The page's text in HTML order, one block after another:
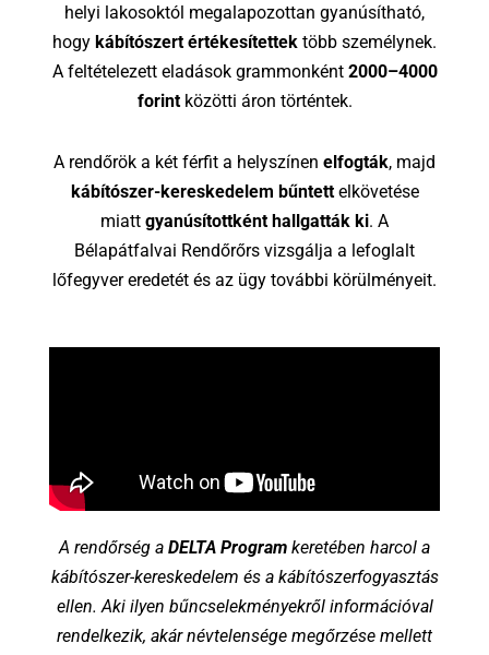
helyi lakosoktól megalapozottan gyanúsítható,
hogy kábítószert értékesítettek több személynek.
A feltételezett eladások grammonként 2000–4000
forintközötti áron történtek.
A rendőrök a két férfit a helyszínen elfogták, majd
kábítószer-kereskedelem bűntettelkövetése
miatt gyanúsítottként hallgatták ki. A
Bélapátfalvai Rendőrőrs vizsgálja a lefoglalt
lőfegyver eredetét és az ügy további körülményeit.
A rendőrség a DELTA Program keretében harcol a
kábítószer-kereskedelem és a kábítószerfogyasztás
ellen. Aki ilyen bűncselekményekről információval
rendelkezik, akár névtelensége megőrzése mellett